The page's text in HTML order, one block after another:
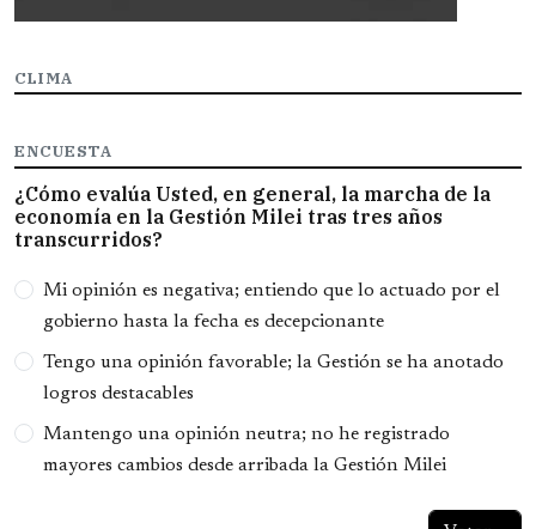
CLIMA
ENCUESTA
¿Cómo evalúa Usted, en general, la marcha de la
economía en la Gestión Milei tras tres años
transcurridos?
Opciones
Mi opinión es negativa; entiendo que lo actuado por el
gobierno hasta la fecha es decepcionante
Tengo una opinión favorable; la Gestión se ha anotado
logros destacables
Mantengo una opinión neutra; no he registrado
mayores cambios desde arribada la Gestión Milei